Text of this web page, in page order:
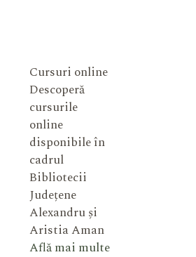
Cursuri online
Descoperă
cursurile
online
disponibile în
cadrul
Bibliotecii
Județene
Alexandru și
Aristia Aman
Află mai multe